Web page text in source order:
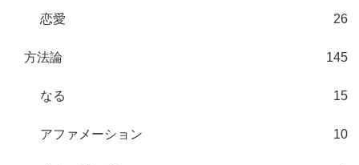
恋愛 26
方法論 145
なる 15
アファメーション 10